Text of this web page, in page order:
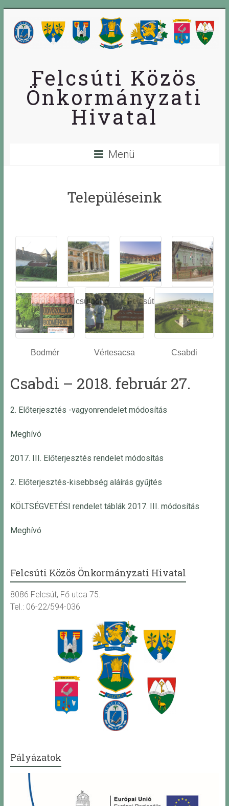
Felcsúti Közös
Önkormányzati
Hivatal
Menü
Településeink
Óbarok
Alcsútdobo
z
Felcsút Tabajd
Bodmér Vértesacsa Csabdi
Csabdi – 2018. február 27.
2. Előterjesztés -vagyonrendelet módosítás
Meghívó
2017. III. Előterjesztés rendelet módosítás
2. Előterjesztés-kisebbség aláírás gyűjtés
KÖLTSÉGVETÉSI rendelet táblák 2017. III. módosítás
Meghívó
Felcsúti Közös Önkormányzati Hivatal
8086 Felcsút, Fő utca 75.
Tel.: 06-22/594-036
Pályázatok